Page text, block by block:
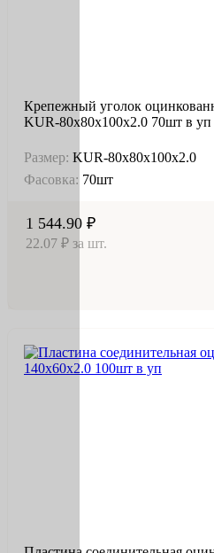
Крепежный уголок
KUR-80х80х100х2.0 70шт в уп
Размер: KUR-80х80х100х2.0
Фасовка: 70шт
1 544.90 ₽
22.07 ₽ за шт.